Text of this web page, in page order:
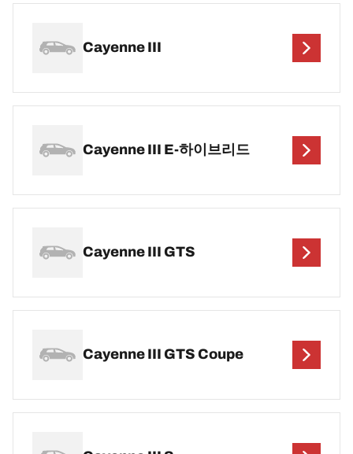
Cayenne III
Cayenne III E-하이브리드
Cayenne III GTS
Cayenne III GTS Coupe